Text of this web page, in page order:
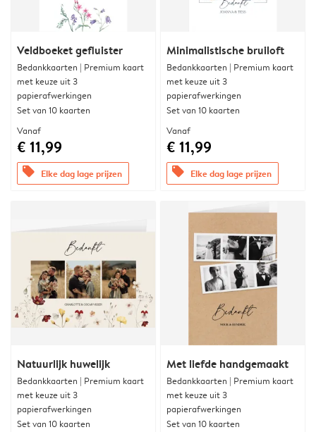
Veldboeket gefluister
Bedankkaarten | Premium kaart
met keuze uit 3
papierafwerkingen
Set van 10 kaarten
Vanaf
€ 11,99
offers Elke dag lage prijzen
Minimalistische bruiloft
Bedankkaarten | Premium kaart
met keuze uit 3
papierafwerkingen
Set van 10 kaarten
Vanaf
€ 11,99
offers Elke dag lage prijzen
Natuurlijk huwelijk
Bedankkaarten | Premium kaart
met keuze uit 3
papierafwerkingen
Set van 10 kaarten
Met liefde handgemaakt
Bedankkaarten | Premium kaart
met keuze uit 3
papierafwerkingen
Set van 10 kaarten